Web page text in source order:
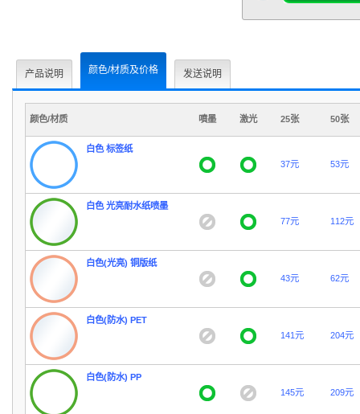
产品说明 颜色/材质及价格 发送说明
颜色/材质 噴墨 激光 25张 50张
白色 标签纸
37元
53元
白色 光亮耐水纸喷墨
77元
112元
白色(光亮) 铜版纸
43元
62元
白色(防水) PET
141元
204元
白色(防水) PP
145元
209元